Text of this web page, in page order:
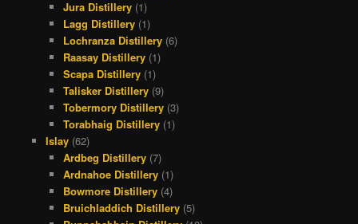
Jura Distillery (1)
Lagg Distillery (1)
Lochranza Distillery (6)
Raasay Distillery (1)
Scapa Distillery (1)
Talisker Distillery (9)
Tobermory Distillery (3)
Torabhaig Distillery (1)
Islay(62)
Ardbeg Distillery (7)
Ardnahoe Distillery (1)
Bowmore Distillery (4)
Bruichladdich Distillery (5)